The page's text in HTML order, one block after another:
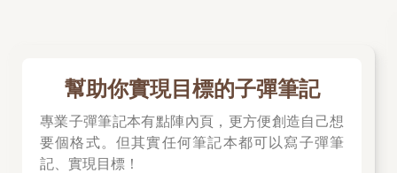
幫助你實現目標的子彈筆記
專業子彈筆記本有點陣內頁，更方便創造自己想
要個格式。但其實任何筆記本都可以寫子彈筆
記、實現目標！